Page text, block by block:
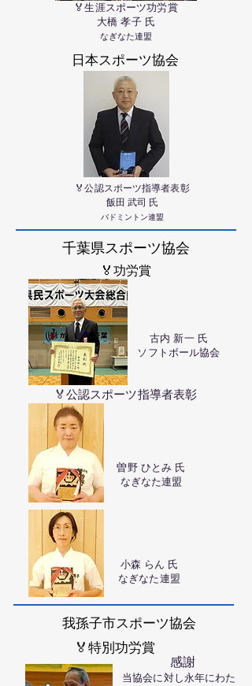
🏅生涯スポーツ功労賞
大橋 孝子 氏
なぎなた連盟
日本スポーツ協会
🏅公認スポーツ指導者表彰
飯田 武司 氏
バドミントン連盟
千葉県スポーツ協会
​🏅功労賞
古内 新一 氏
ソフトボール協会
🏅公認スポーツ指導者表彰
曽野 ひとみ 氏
なぎなた連盟
小森 らん 氏
なぎなた連盟
我孫子市スポーツ協会
​🏅特別功労賞
感謝
当協会に対し永年にわた